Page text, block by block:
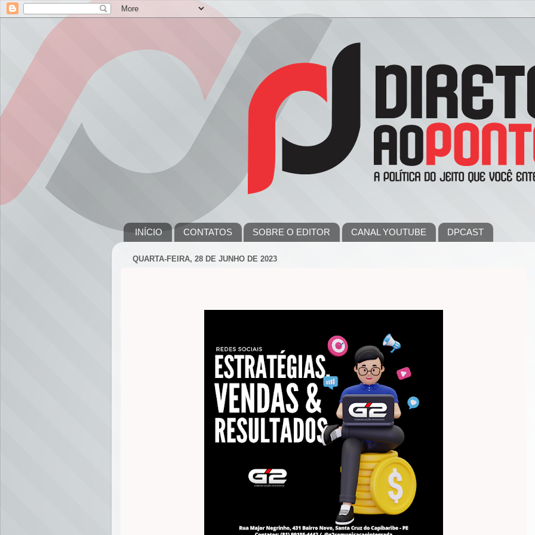
INÍCIO CONTATOS SOBRE O EDITOR CANAL YOUTUBE DPCAST
QUARTA-FEIRA, 28 DE JUNHO DE 2023